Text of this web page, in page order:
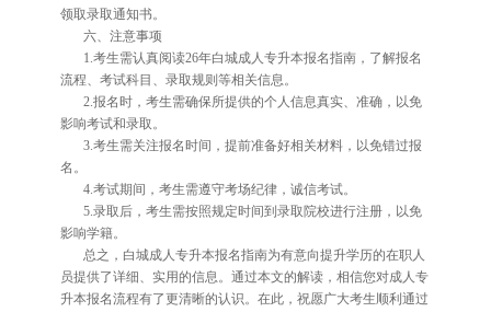
领取录取通知书。
六、注意事项
1.考生需认真阅读26年白城成人专升本报名指南，了解报名
流程、考试科目、录取规则等相关信息。
2.报名时，考生需确保所提供的个人信息真实、准确，以免
影响考试和录取。
3.考生需关注报名时间，提前准备好相关材料，以免错过报
名。
4.考试期间，考生需遵守考场纪律，诚信考试。
5.录取后，考生需按照规定时间到录取院校进行注册，以免
影响学籍。
总之，白城成人专升本报名指南为有意向提升学历的在职人
员提供了详细、实用的信息。通过本文的解读，相信您对成人专
升本报名流程有了更清晰的认识。在此，祝愿广大考生顺利通过